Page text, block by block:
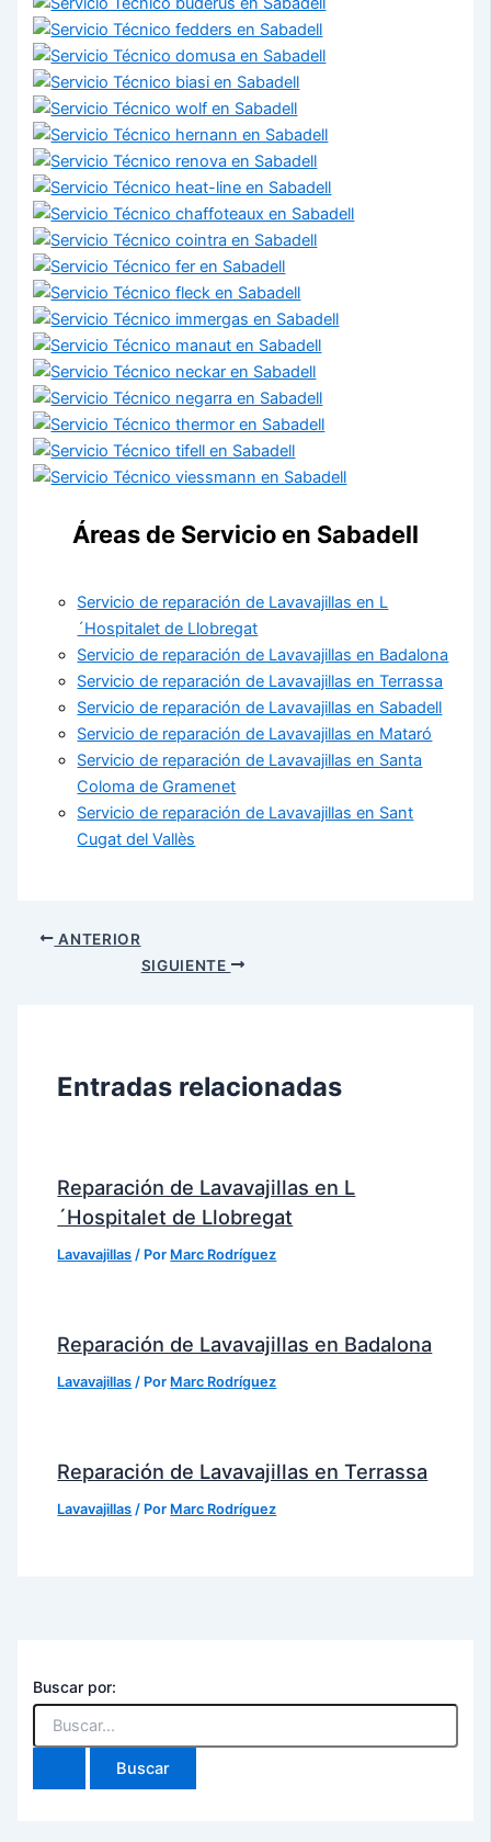
Áreas de Servicio en Sabadell
Servicio de reparación de Lavavajillas en L
´Hospitalet de Llobregat
Servicio de reparación de Lavavajillas en Badalona
Servicio de reparación de Lavavajillas en Terrassa
Servicio de reparación de Lavavajillas en Sabadell
Servicio de reparación de Lavavajillas en Mataró
Servicio de reparación de Lavavajillas en Santa
Coloma de Gramenet
Servicio de reparación de Lavavajillas en Sant
Cugat del Vallès
ANTERIOR
SIGUIENTE
Entradas relacionadas
Reparación de Lavavajillas en L
´Hospitalet de Llobregat
Lavavajillas / Por Marc Rodríguez
Reparación de Lavavajillas en Badalona
Lavavajillas / Por Marc Rodríguez
Reparación de Lavavajillas en Terrassa
Lavavajillas / Por Marc Rodríguez
Buscar por: